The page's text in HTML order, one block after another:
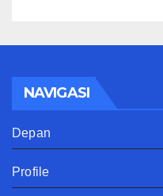
NAVIGASI
Depan
Profile